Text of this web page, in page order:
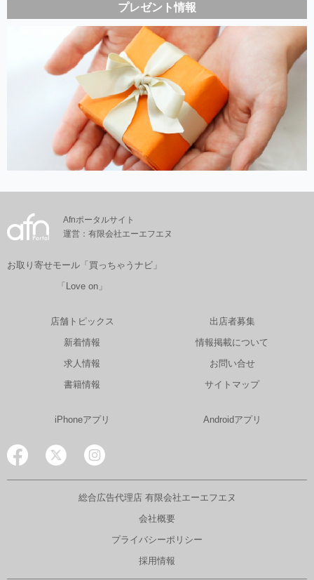
プレゼント情報
Afnポータルサイト
運営：有限会社エーエフエヌ
お取り寄せモール「買っちゃうナビ」
「Love on」
店舗トピックス
新着情報
求人情報
書籍情報
出店者募集
情報掲載について
お問い合せ
サイトマップ
iPhoneアプリ Androidアプリ
総合広告代理店 有限会社エーエフエヌ
会社概要
プライバシーポリシー
採用情報